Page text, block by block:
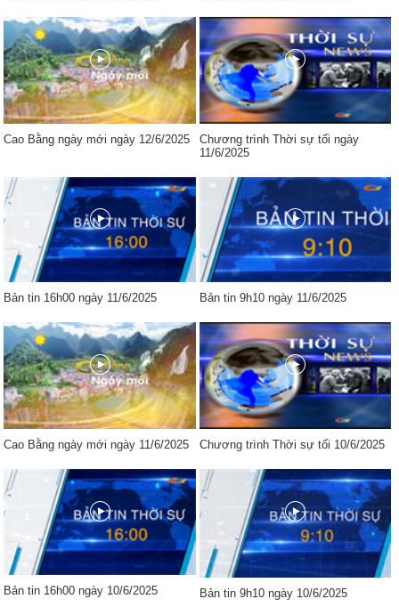
Cao Bằng ngày mới ngày 12/6/2025
Chương trình Thời sự tối ngày
11/6/2025
Bản tin 16h00 ngày 11/6/2025 Bản tin 9h10 ngày 11/6/2025
Cao Bằng ngày mới ngày 11/6/2025 Chương trình Thời sự tối 10/6/2025
Bản tin 16h00 ngày 10/6/2025 Bản tin 9h10 ngày 10/6/2025